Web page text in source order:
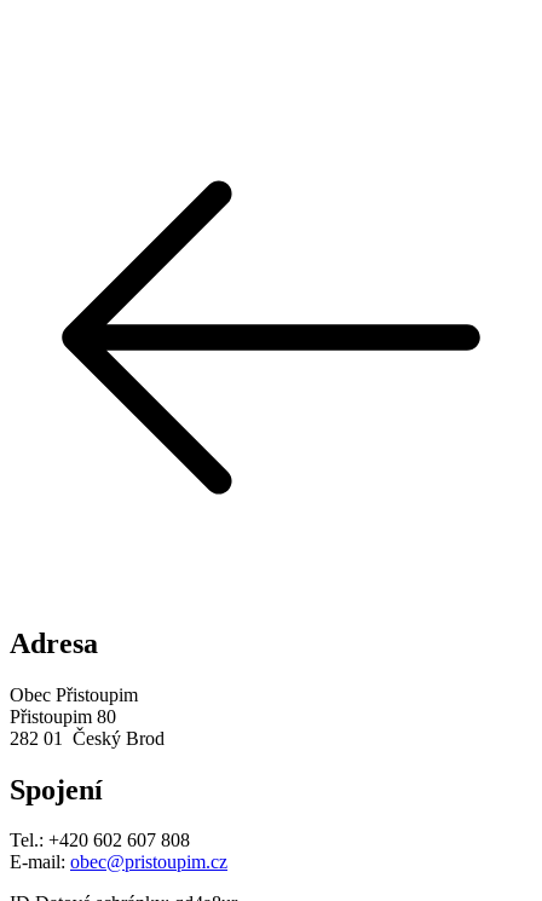
Adresa
Obec Přistoupim
Přistoupim 80
282 01 Český Brod
Spojení
Tel.: +420 602 607 808
E-mail: obec@pristoupim.cz